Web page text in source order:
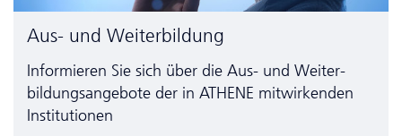
Aus- und Weiterbildung
Informieren Sie sich über die Aus- und Weiter­
bildungs­angebote der in ATHENE mitwirkenden
Institutionen